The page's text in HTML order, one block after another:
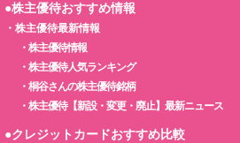
●株主優待おすすめ情報
・ 株主優待最新情報
・ 株主優待情報
・ 株主優待人気ランキング
・ 桐谷さんの株主優待銘柄
・ 株主優待【新設・変更・廃止】最新ニュース
●クレジットカードおすすめ比較